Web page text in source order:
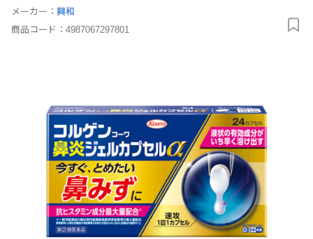
メーカー： 興和
商品コード： 4987067297801